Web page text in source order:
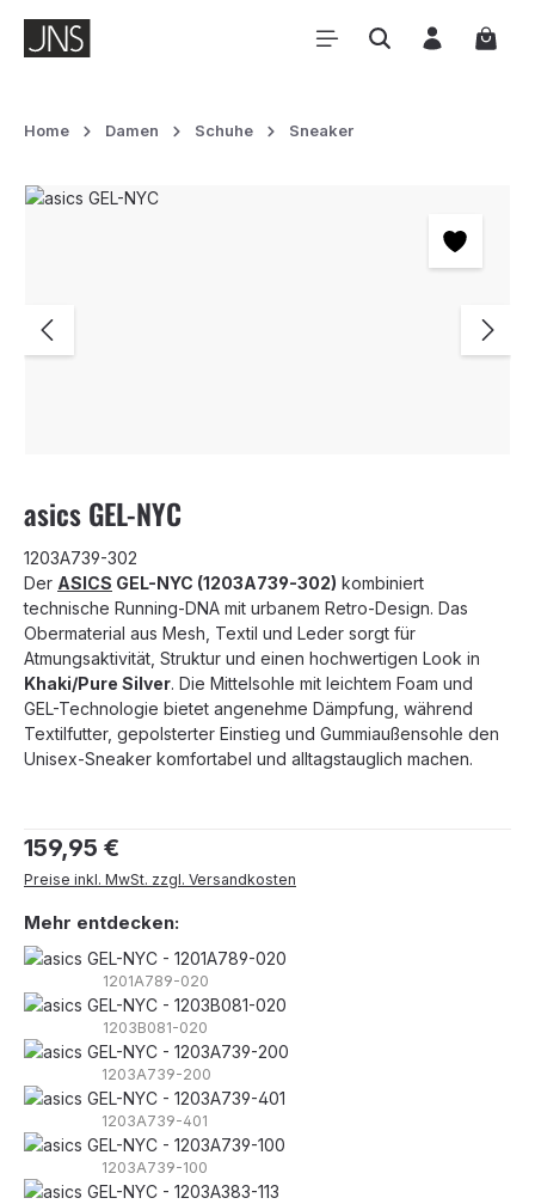
Zum Hauptinhalt springen
Home Damen Schuhe Sneaker
Bildergalerie überspringen
asics GEL-NYC
1203A739-302
Der ASICS GEL-NYC (1203A739-302) kombiniert
technische Running-DNA mit urbanem Retro-Design. Das
Obermaterial aus Mesh, Textil und Leder sorgt für
Atmungsaktivität, Struktur und einen hochwertigen Look in
Khaki/Pure Silver. Die Mittelsohle mit leichtem Foam und
GEL-Technologie bietet angenehme Dämpfung, während
Textilfutter, gepolsterter Einstieg und Gummiaußensohle den
Unisex-Sneaker komfortabel und alltagstauglich machen.
Regulärer Preis:
159,95 €
Preise inkl. MwSt. zzgl. Versandkosten
Mehr entdecken:
1201A789-020
1203B081-020
1203A739-200
1203A739-401
1203A739-100